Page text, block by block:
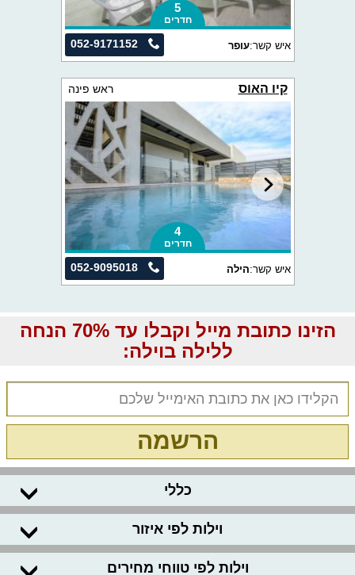
5
חדרים
052-9171152 איש קשר:עופר
קיו האוס ראש פינה
4
חדרים
052-9095018 איש קשר:הילה
הזינו כתובת מייל וקבלו עד 70% הנחה
ללילה בוילה:
הרשמה
כללי
וילות לפי איזור
וילות לפי טווחי מחירים